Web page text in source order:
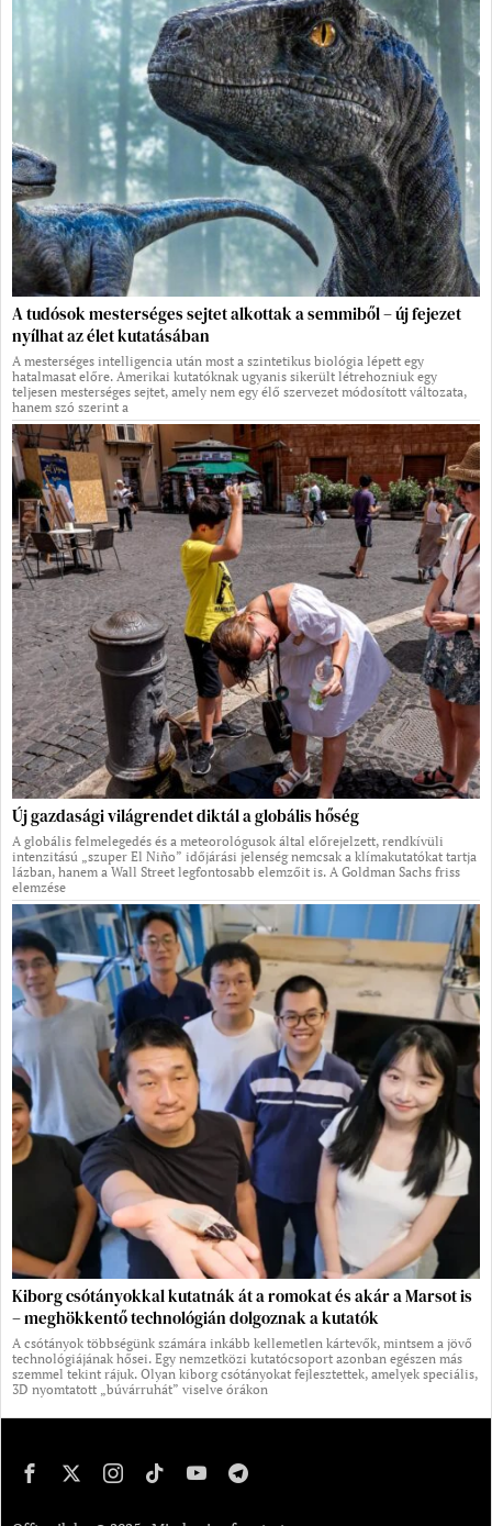
A tudósok mesterséges sejtet alkottak a semmiből – új fejezet
nyílhat az élet kutatásában
A mesterséges intelligencia után most a szintetikus biológia lépett egy
hatalmasat előre. Amerikai kutatóknak ugyanis sikerült létrehozniuk egy
teljesen mesterséges sejtet, amely nem egy élő szervezet módosított változata,
hanem szó szerint a
Új gazdasági világrendet diktál a globális hőség
A globális felmelegedés és a meteorológusok által előrejelzett, rendkívüli
intenzitású „szuper El Niño” időjárási jelenség nemcsak a klímakutatókat tartja
lázban, hanem a Wall Street legfontosabb elemzőit is. A Goldman Sachs friss
elemzése
Kiborg csótányokkal kutatnák át a romokat és akár a Marsot is
– meghökkentő technológián dolgoznak a kutatók
A csótányok többségünk számára inkább kellemetlen kártevők, mintsem a jövő
technológiájának hősei. Egy nemzetközi kutatócsoport azonban egészen más
szemmel tekint rájuk. Olyan kiborg csótányokat fejlesztettek, amelyek speciális,
3D nyomtatott „búvárruhát” viselve órákon